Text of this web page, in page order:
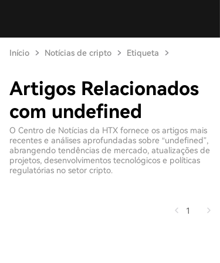
Início Notícias de cripto Etiqueta
Artigos Relacionados
com undefined
O Centro de Notícias da HTX fornece os artigos mais
recentes e análises aprofundadas sobre “undefined”,
abrangendo tendências de mercado, atualizações de
projetos, desenvolvimentos tecnológicos e políticas
regulatórias no setor cripto.
1